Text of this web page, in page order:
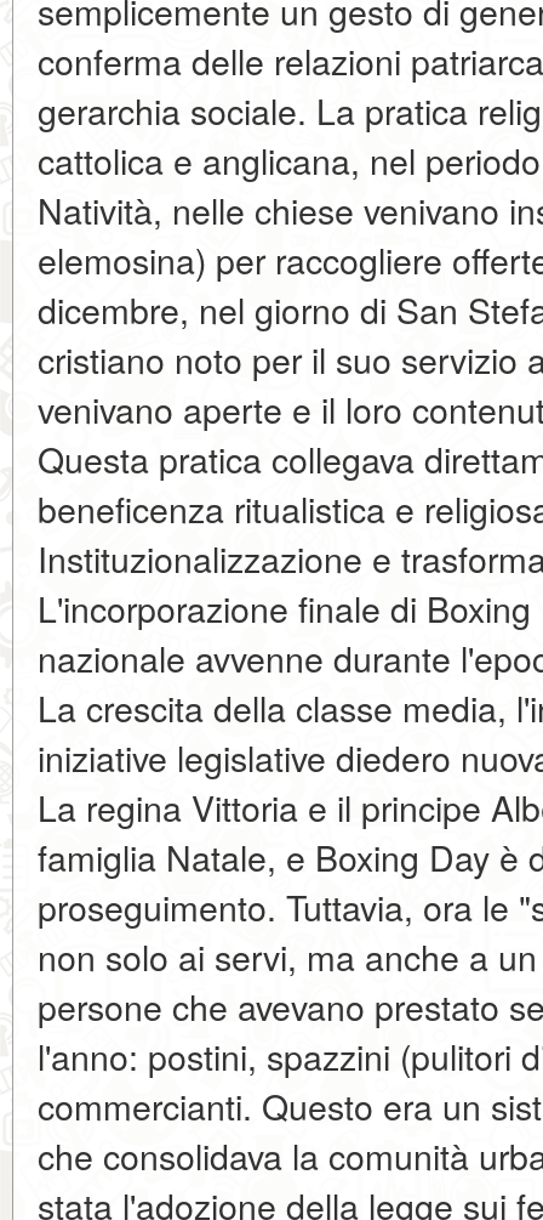
semplicemente un gesto di
conferma delle relazioni
gerarchia sociale. La pratica
cattolica e anglicana, nel
Natività, nelle chiese venivano
elemosina) per raccogliere
dicembre, nel giorno di San
cristiano noto per il suo servizio
venivano aperte e il loro
Questa pratica collegava
beneficenza ritualistica e
Instituzionalizzazione e
L'incorporazione finale di
nazionale avvenne durante
La crescita della classe media,
iniziative legislative diedero
La regina Vittoria e il principe
famiglia Natale, e Boxing Day è
proseguimento. Tuttavia, ora le
non solo ai servi, ma anche a
persone che avevano prestato
l'anno: postini, spazzini (pulitori
commercianti. Questo era un
che consolidava la comunità
stata l'adozione della legge sui